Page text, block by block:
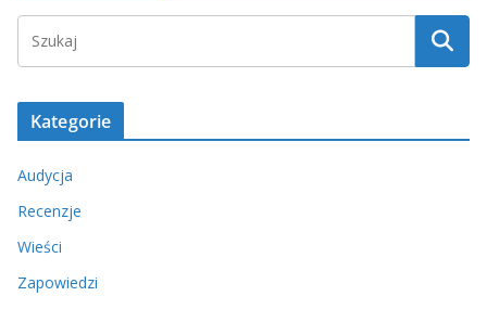
Kategorie
Audycja
Recenzje
Wieści
Zapowiedzi